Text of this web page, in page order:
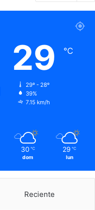
29 ℃
29º - 28º
39%
7.15 km/h
30 ℃
dom
29 ℃
lun
Reciente